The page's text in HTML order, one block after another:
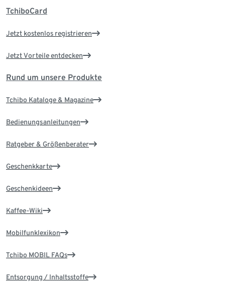
TchiboCard
Jetzt kostenlos registrieren
Jetzt Vorteile entdecken
Rund um unsere Produkte
Tchibo Kataloge & Magazine
Bedienungsanleitungen
Ratgeber & Größenberater
Geschenkkarte
Geschenkideen
Kaffee-Wiki
Mobilfunklexikon
Tchibo MOBIL FAQs
Entsorgung / Inhaltsstoffe